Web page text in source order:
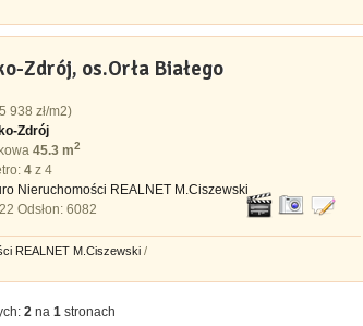
Zdrój, os.Orła Białego
938 zł/m2)
Zdrój
45.3 m2
4 z 4
Nieruchomości REALNET M.Ciszewski
Odsłon: 6082
REALNET M.Ciszewski /
2 na 1 stronach